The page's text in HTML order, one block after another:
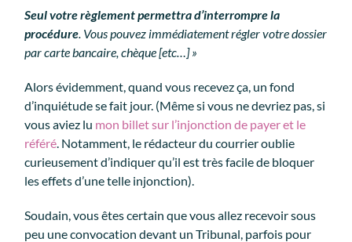
Seul votre règlement permettra d’interrompre la
procédure . Vous pouvez immédiatement régler votre dossier
par carte bancaire, chèque [etc…] »
Alors évidemment, quand vous recevez ça, un fond
d’inquiétude se fait jour. (Même si vous ne devriez pas, si
vous aviez lu mon billet sur l’injonction de payer et le
référé . Notamment, le rédacteur du courrier oublie
curieusement d’indiquer qu’il est très facile de bloquer
les effets d’une telle injonction).
Soudain, vous êtes certain que vous allez recevoir sous
peu une convocation devant un Tribunal, parfois pour